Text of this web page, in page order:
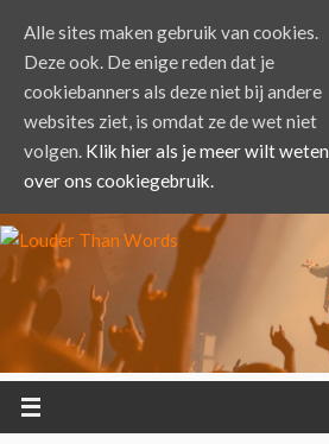
Alle sites maken gebruik van cookies.
Deze ook. De enige reden dat je
cookiebanners als deze niet bij andere
websites ziet, is omdat ze de wet niet
volgen. Klik hier als je meer wilt weten
over ons cookiegebruik.